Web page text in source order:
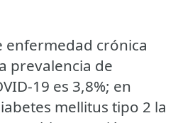
enfermedad crónica
prevalencia de
19 es 3,8%; en
mellitus tipo 2 la